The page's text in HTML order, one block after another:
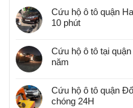
Cứu hộ ô tô quận
10 phút
Cứu hộ ô tô tại
năm
Cứu hộ ô tô quận
chóng 24H